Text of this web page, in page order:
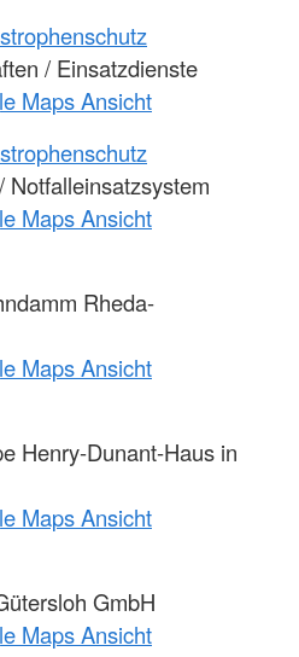
/ Einsatzdienste
Maps Ansicht
Notfalleinsatzsystem
Maps Ansicht
Rheda-
Maps Ansicht
Henry-Dunant-Haus in
Maps Ansicht
GmbH
Maps Ansicht